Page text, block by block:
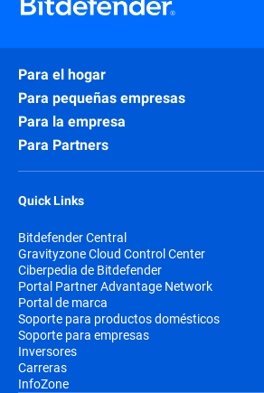
Para el hogar
Para pequeñas empresas
Para la empresa
Para Partners
Quick Links
Bitdefender Central
Gravityzone Cloud Control Center
Ciberpedia de Bitdefender
Portal Partner Advantage Network
Portal de marca
Soporte para productos domésticos
Soporte para empresas
Inversores
Carreras
InfoZone